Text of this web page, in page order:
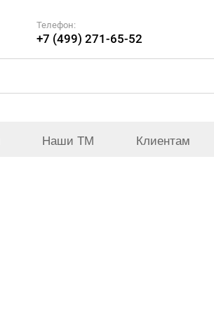
Телефон:
+7 (499) 271-65-52
Наши ТМ Клиентам